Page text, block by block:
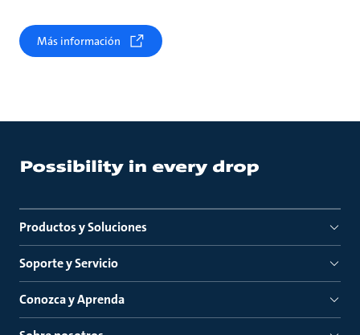
Más información
Productos y Soluciones
Soporte y Servicio
Conozca y Aprenda